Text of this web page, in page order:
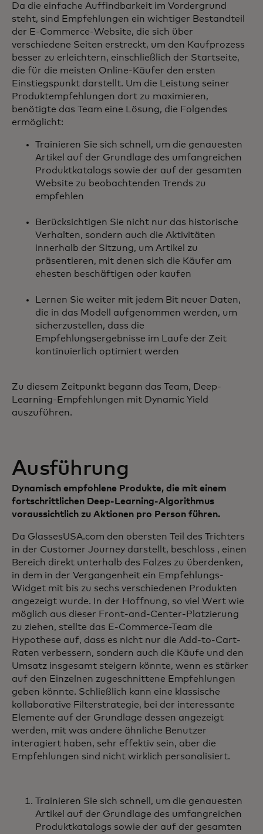
Da die einfache Auffindbarkeit im Vordergrund
steht, sind Empfehlungen ein wichtiger Bestandteil
der E-Commerce-Website, die sich über
verschiedene Seiten erstreckt, um den Kaufprozess
besser zu erleichtern, einschließlich der Startseite,
die für die meisten Online-Käufer den ersten
Einstiegspunkt darstellt. Um die Leistung seiner
Produktempfehlungen dort zu maximieren,
benötigte das Team eine Lösung, die Folgendes
ermöglicht:
Trainieren Sie sich schnell, um die genauesten
Artikel auf der Grundlage des umfangreichen
Produktkatalogs sowie der auf der gesamten
Website zu beobachtenden Trends zu
empfehlen
Berücksichtigen Sie nicht nur das historische
Verhalten, sondern auch die Aktivitäten
innerhalb der Sitzung, um Artikel zu
präsentieren, mit denen sich die Käufer am
ehesten beschäftigen oder kaufen
Lernen Sie weiter mit jedem Bit neuer Daten,
die in das Modell aufgenommen werden, um
sicherzustellen, dass die
Empfehlungsergebnisse im Laufe der Zeit
kontinuierlich optimiert werden
Zu diesem Zeitpunkt begann das Team, Deep-
Learning-Empfehlungen mit Dynamic Yield
auszuführen.
Ausführung
Dynamisch empfohlene Produkte, die mit einem
fortschrittlichen Deep-Learning-Algorithmus
voraussichtlich zu Aktionen pro Person führen.
Da GlassesUSA.com den obersten Teil des Trichters
in der Customer Journey darstellt, beschloss , einen
Bereich direkt unterhalb des Falzes zu überdenken,
in dem in der Vergangenheit ein Empfehlungs-
Widget mit bis zu sechs verschiedenen Produkten
angezeigt wurde. In der Hoffnung, so viel Wert wie
möglich aus dieser Front-and-Center-Platzierung
zu ziehen, stellte das E-Commerce-Team die
Hypothese auf, dass es nicht nur die Add-to-Cart-
Raten verbessern, sondern auch die Käufe und den
Umsatz insgesamt steigern könnte, wenn es stärker
auf den Einzelnen zugeschnittene Empfehlungen
geben könnte. Schließlich kann eine klassische
kollaborative Filterstrategie, bei der interessante
Elemente auf der Grundlage dessen angezeigt
werden, mit was andere ähnliche Benutzer
interagiert haben, sehr effektiv sein, aber die
Empfehlungen sind nicht wirklich personalisiert.
Trainieren Sie sich schnell, um die genauesten
Artikel auf der Grundlage des umfangreichen
Produktkatalogs sowie der auf der gesamten